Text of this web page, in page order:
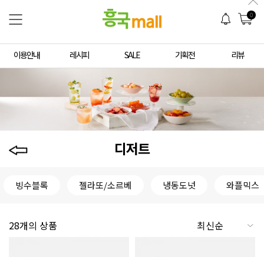
0
이용안내 레시피 SALE 기획전 리뷰
디저트
빙수블록 젤라또/소르베 냉동도넛 와플믹스
28개의 상품